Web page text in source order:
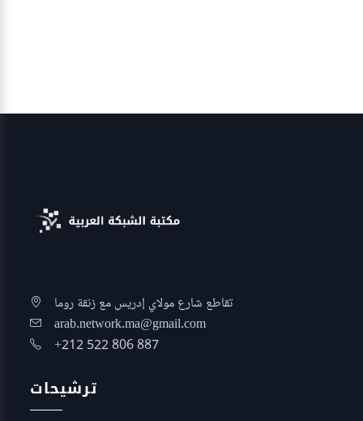
تقاطع شارع مولاي إدريس مع زنقة روما
arab.network.ma@gmail.com
+212 522 806 887
ترشيحات